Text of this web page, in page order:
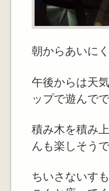
朝からあいに
午後からは天
ップで遊んで
積み木を積み
んも楽しそう
ちいさないす